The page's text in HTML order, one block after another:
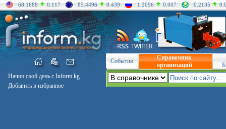
68.1688 0.117 85.4496 0.439 1.2096 0.007 0.2135
Начни свой день с Inform.kg
Добавить в избранное
События
Справочник
организаций